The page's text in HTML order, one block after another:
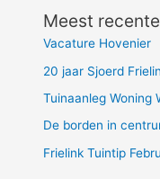
Meest
Vacature Hovenier
20 jaar Sjoerd
Tuinaanleg Woning
De borden in
Frielink Tuintip